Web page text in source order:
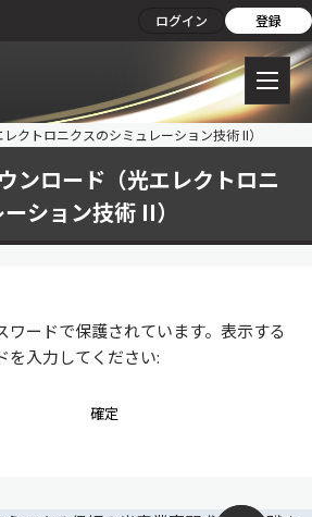
ログイン 登録
クトロニクスのシミュレーション技術 II）
ンロード（光エレクトロニ
ション技術 II）
ワードで保護されています。表示する
を入力してください: